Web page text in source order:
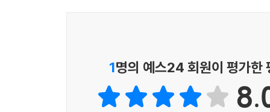
1명의 예스24 회원이 평가한